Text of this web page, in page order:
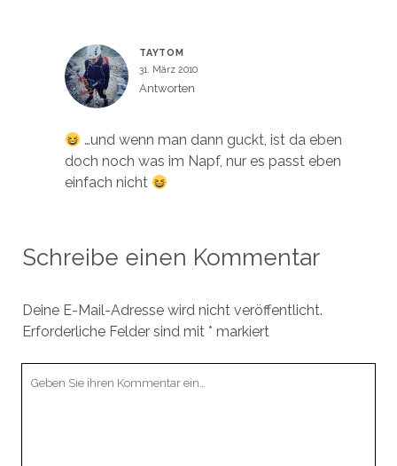
TAYTOM
31. März 2010
Antworten
…und wenn man dann guckt, ist da eben
doch noch was im Napf, nur es passt eben
einfach nicht
Schreibe einen Kommentar
Deine E-Mail-Adresse wird nicht veröffentlicht.
Erforderliche Felder sind mit * markiert